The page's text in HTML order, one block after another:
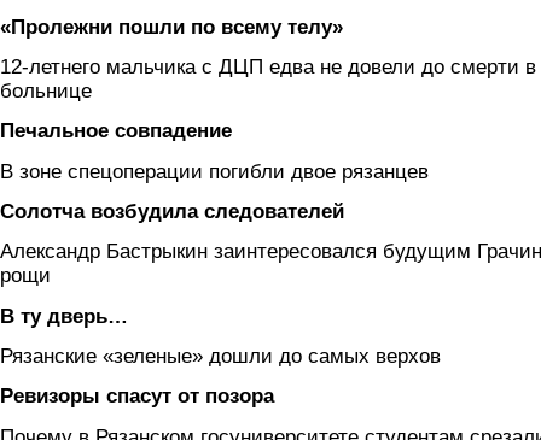
«Пролежни пошли по всему телу»
12-летнего мальчика с ДЦП едва не довели до смерти в
больнице
Печальное совпадение
В зоне спецоперации погибли двое рязанцев
Солотча возбудила следователей
Александр Бастрыкин заинтересовался будущим
рощи
В ту дверь…
Рязанские «зеленые» дошли до самых верхов
Ревизоры спасут от позора